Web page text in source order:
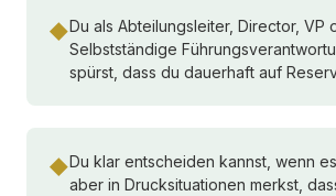
◆Du als Abteilungsleiter, Director, VP
Selbstständige
spürst, dass du dauerhaft auf
◆Du klar entscheiden kannst, wenn
aber in Drucksituationen merkst,